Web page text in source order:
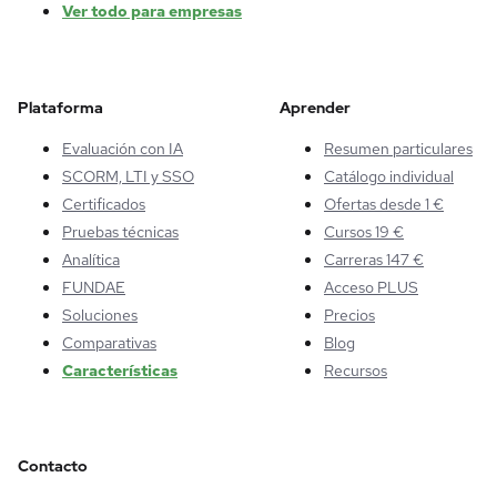
Ver todo para empresas
Plataforma
Evaluación con IA
SCORM, LTI y SSO
Certificados
Pruebas técnicas
Analítica
FUNDAE
Soluciones
Comparativas
Características
Aprender
Resumen particulares
Catálogo individual
Ofertas desde 1 €
Cursos 19 €
Carreras 147 €
Acceso PLUS
Precios
Blog
Recursos
Contacto